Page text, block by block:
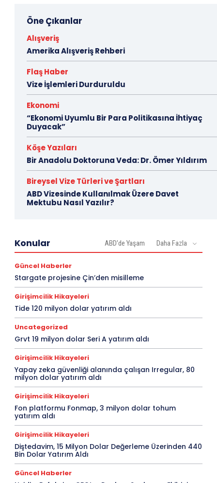
Öne Çıkanlar
Alışveriş
Amerika Alışveriş Rehberi
Flaş Haber
Vize İşlemleri Durduruldu
Ekonomi
“Ekonomi Uyumlu Bir Para Politikasına İhtiyaç
Duyacak”
Köşe Yazıları
Bir Anadolu Doktoruna Veda: Dr. Ömer Yıldırım
Bireysel Vize Türleri ve Şartları
ABD Vizesinde Kullanılmak Üzere Davet
Mektubu Nasıl Yazılır?
Konular ABD'de Yaşam Daha Fazla
Güncel Haberler
Stargate projesine Çin’den misilleme
Girişimcilik Hikayeleri
Tide 120 milyon dolar yatırım aldı
Uncategorized
Grvt 19 milyon dolar Seri A yatırım aldı
Girişimcilik Hikayeleri
Yapay zeka güvenliği alanında çalışan Irregular, 80
milyon dolar yatırım aldı
Girişimcilik Hikayeleri
Fon platformu Fonmap, 3 milyon dolar tohum
yatırım aldı
Girişimcilik Hikayeleri
Diştedavim, 15 Milyon Dolar Değerleme Üzerinden 440
Bin Dolar Yatırım Aldı
Güncel Haberler